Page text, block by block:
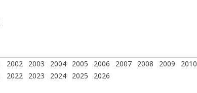
2002 2003 2004 2005 2006 2007 2008 2009 2010
2022 2023 2024 2025 2026